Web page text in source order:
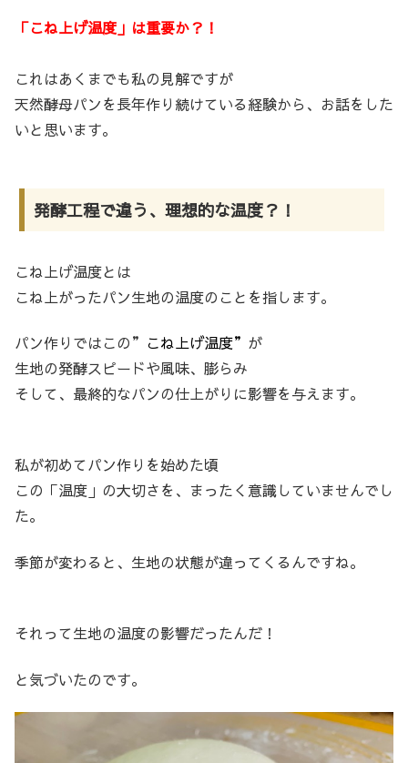
「こね上げ温度」は重要か？！
これはあくまでも私の見解ですが
天然酵母パンを長年作り続けている経験から、お話をした
いと思います。
発酵工程で違う、理想的な温度？！
こね上げ温度とは
こね上がったパン生地の温度のことを指します。
パン作りではこの” こね上げ温度” が
生地の発酵スピードや風味、膨らみ
そして、最終的なパンの仕上がりに影響を与えます。
私が初めてパン作りを始めた頃
この「温度」の大切さを、まったく意識していませんでし
た。
季節が変わると、生地の状態が違ってくるんですね。
それって生地の温度の影響だったんだ！
と気づいたのです。